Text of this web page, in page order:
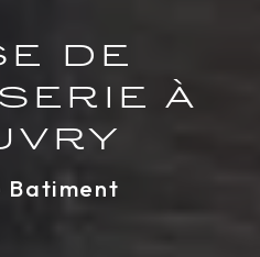
de
à
Batiment